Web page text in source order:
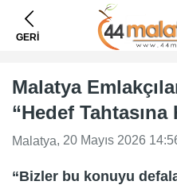
GERİ
Malatya
“Hedef
Malatya, 20 Mayıs 2026
“Bizler bu konuyu